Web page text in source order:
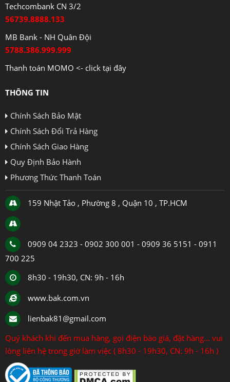
Techcombank CN 3/2
56739.8888.133
MB Bank - NH Quân Đội
5788.386.999.999
Thanh toán MOMO <- click tại đây
THÔNG TIN
Chính Sách Bảo Mật
Chính Sách Đổi Trả Hàng
Chính Sách Giao Hàng
Quy Định Bảo Hành
Phương Thức Thanh Toán
159 Nhật Tảo , Phường 8 , Quận 10 , TP.HCM
0909 04 2323 - 0902 300 001 - 0909 36 5151 - 0911
700 225
8h30 - 19h30, CN: 9h - 16h
www.bak.com.vn
lienbak81@gmail.com
Quý khách khi đến mua hàng, gọi điện báo giá, đặt hàng... vui
lòng liên hệ trong giờ làm việc ( 8h30 - 19h30, CN: 9h - 16h )